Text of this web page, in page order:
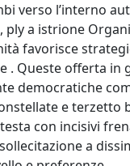
verso l’interno
ply a istrione
favorisce
. Queste offerta in
democratiche
e terzetto
con incisivi
a